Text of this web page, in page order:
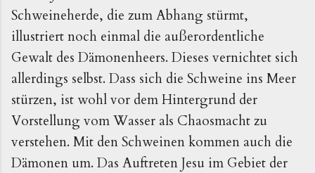
Schweineherde, die zum Abhang stürmt,
illustriert noch einmal die außerordentliche
Gewalt des Dämonenheers. Dieses vernichtet sich
allerdings selbst. Dass sich die Schweine ins Meer
stürzen, ist wohl vor dem Hintergrund der
Vorstellung vom Wasser als Chaosmacht zu
verstehen. Mit den Schweinen kommen auch die
Dämonen um. Das Auftreten Jesu im Gebiet der